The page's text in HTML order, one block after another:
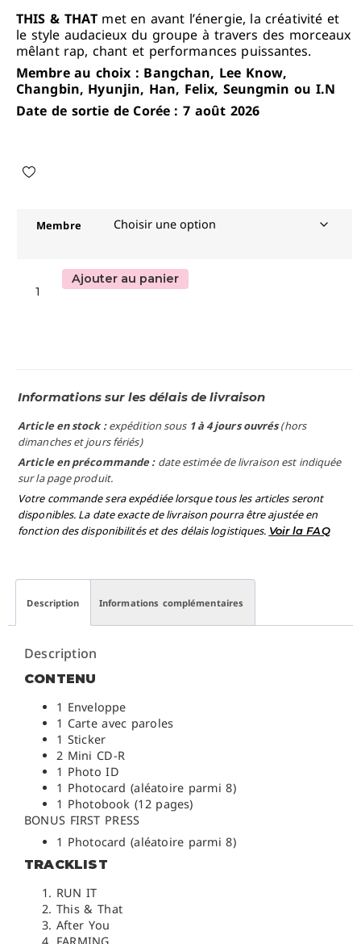
THIS & THATmet en avant l’énergie, la créativité et
le style audacieux du groupe à travers des morceaux
mêlant rap, chant et performances puissantes.
Membre au choix : Bangchan, Lee Know,
Changbin, Hyunjin, Han, Felix, Seungmin ou I.N
Date de sortie de Corée : 7 août 2026
Membre
Ajouter au panier
Informations sur les délais de livraison
Article en stock :expédition sous 1 à 4 jours ouvrés(hors
dimanches et jours fériés)
Article en précommande : date estimée de livraison est indiquée
sur la page produit.
Votre commande sera expédiée lorsque tous les articles seront
disponibles. La date exacte de livraison pourra être ajustée en
fonction des disponibilités et des délais logistiques. Voir la FAQ
Description Informations complémentaires
Description
CONTENU
1 Enveloppe
1 Carte avec paroles
1 Sticker
2 Mini CD-R
1 Photo ID
1 Photocard (aléatoire parmi 8)
1 Photobook (12 pages)
BONUS FIRST PRESS
1 Photocard (aléatoire parmi 8)
TRACKLIST
RUN IT
This & That
After You